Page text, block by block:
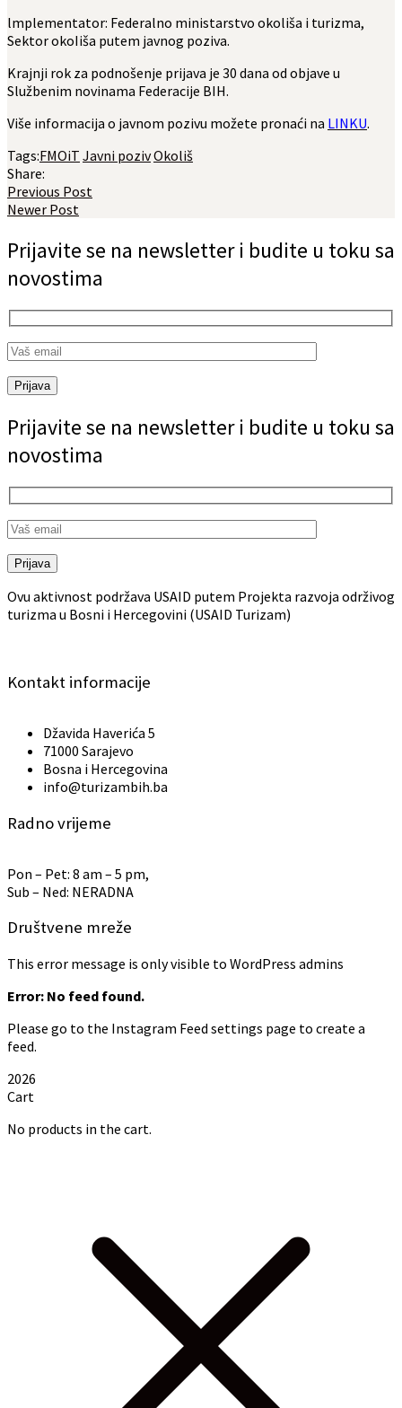
lmplementator: Federalno ministarstvo okoliša i turizma,
Sektor okoIiša putem javnog poziva.
Krajnji rok za podnošenje prijava je 30 dana od objave u
Službenim novinama Federacije BIH.
Više informacija o javnom pozivu možete pronaći na LINKU.
Tags:FMOiT Javni pozivOkoliš
Share:
Previous Post
Newer Post
Prijavite se na newsletter i budite u toku sa
novostima
Prijava
Prijavite se na newsletter i budite u toku sa
novostima
Prijava
Ovu aktivnost podržava USAID putem Projekta razvoja održivog
turizma u Bosni i Hercegovini (USAID Turizam)
Kontakt informacije
Džavida Haverića 5
71000 Sarajevo
Bosna i Hercegovina
info@turizambih.ba
Radno vrijeme
Pon – Pet: 8 am – 5 pm,
Sub – Ned: NERADNA
Društvene mreže
This error message is only visible to WordPress admins
Error: No feed found.
Please go to the Instagram Feed settings page to create a
feed.
2026
Cart
No products in the cart.